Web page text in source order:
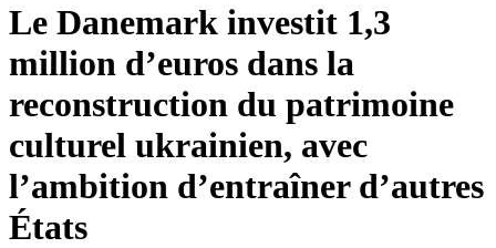
Le Danemark investit 1,3
million d’euros dans la
reconstruction du patrimoine
culturel ukrainien, avec
l’ambition d’entraîner d’autres
États